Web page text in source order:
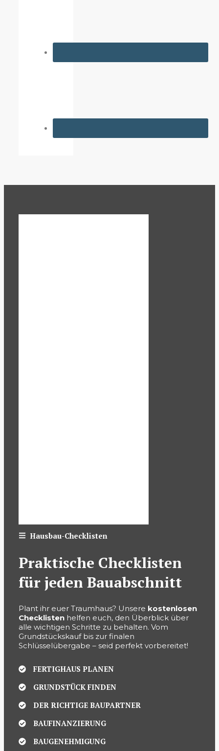
Hausbau-Checklisten
Praktische Checklisten
für jeden Bauabschnitt
Plant ihr euer Traumhaus? Unsere kostenlosen
Checklisten helfen euch, den Überblick über
alle wichtigen Schritte zu behalten. Vom
Grundstückskauf bis zur finalen
Schlüsselübergabe – seid perfekt vorbereitet!
FERTIGHAUS PLANEN
GRUNDSTÜCK FINDEN
DER RICHTIGE BAUPARTNER
BAUFINANZIERUNG
BAUGENEHMIGUNG